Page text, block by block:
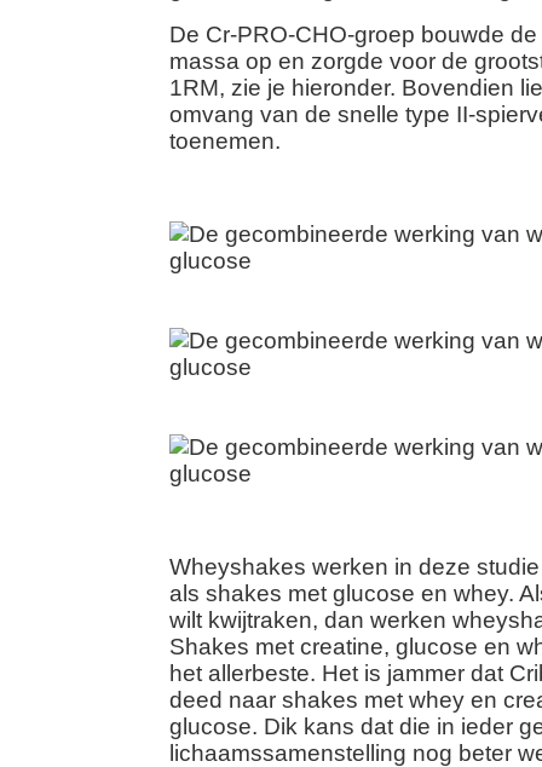
De Cr-PRO-CHO-groep bouwde
massa op en zorgde voor de
1RM, zie je hieronder. Bovendien
omvang van de snelle type II-
toenemen.
Wheyshakes werken in deze
als shakes met glucose en whey.
wilt kwijtraken, dan werken
Shakes met creatine, glucose en
het allerbeste. Het is jammer dat
deed naar shakes met whey en
glucose. Dik kans dat die in ieder
lichaamssamenstelling nog beter